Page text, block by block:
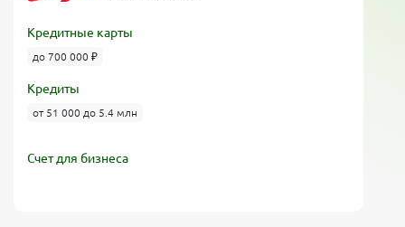
Кредитные карты
до 700 000 ₽
Кредиты
от 51 000 до 5.4 млн
Счет для бизнеса